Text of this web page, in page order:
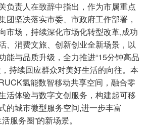
负责人在致辞中指出，作为市属重点
团坚决落实市委、市政府工作部署，
市场，持续深化市场化转型改革,成功
、消费文旅、创新创业全新场景，以
能与品质升级，全力推进“15分钟高品
持续回应群众对美好生活的向往。本
氢能数智移动共享空间，融合零
活体验与数字文创服务，构建起可移
的城市微型服务空间,进一步丰富
服务圈”的新场景。